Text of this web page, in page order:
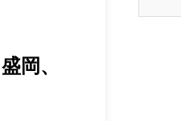
岡、